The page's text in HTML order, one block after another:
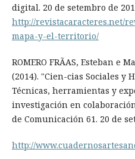
digital. 20 de setembro de
http://revistacaracteres.net/
mapa-y-el-territorio/
ROMERO FRÃAS, Esteban e
(2014). "Cien-cias Sociales y
Técnicas, herramientas y
investigación en
de Comunicación 61. 20 de
http://